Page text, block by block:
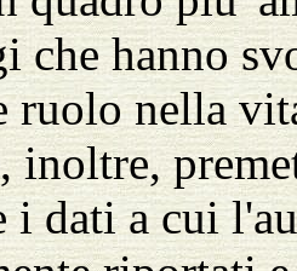
che hanno
ruolo nella
inoltre,
i dati a cui